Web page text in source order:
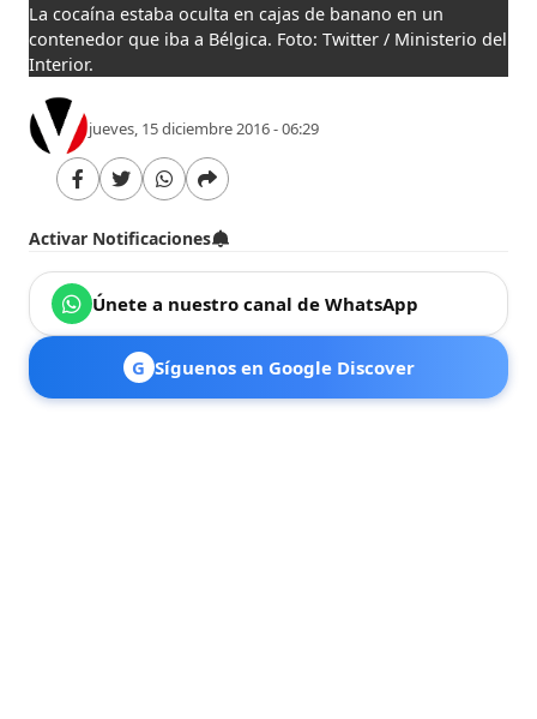
La cocaína estaba oculta en cajas de banano en un
contenedor que iba a Bélgica. Foto: Twitter / Ministerio del
Interior.
jueves, 15 diciembre 2016 - 06:29
Activar Notificaciones
Únete a nuestro canal de WhatsApp
G Síguenos en Google Discover